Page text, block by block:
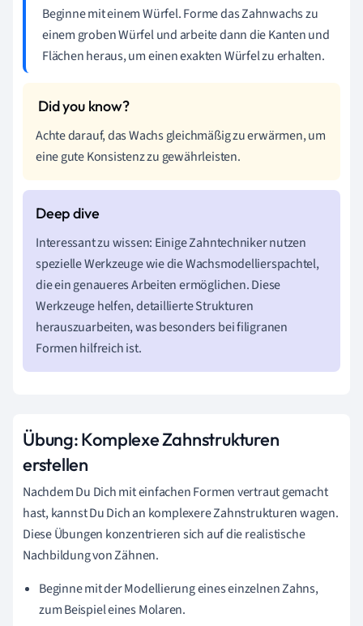
Beginne mit einem Würfel. Forme das Zahnwachs zu
einem groben Würfel und arbeite dann die Kanten und
Flächen heraus, um einen exakten Würfel zu erhalten.
Achte darauf, das Wachs gleichmäßig zu erwärmen, um
eine gute Konsistenz zu gewährleisten.
Interessant zu wissen: Einige Zahntechniker nutzen
spezielle Werkzeuge wie die Wachsmodellierspachtel,
die ein genaueres Arbeiten ermöglichen. Diese
Werkzeuge helfen, detaillierte Strukturen
herauszuarbeiten, was besonders bei filigranen
Formen hilfreich ist.
Übung: Komplexe Zahnstrukturen
erstellen
Nachdem Du Dich mit einfachen Formen vertraut gemacht
hast, kannst Du Dich an komplexere Zahnstrukturen wagen.
Diese Übungen konzentrieren sich auf die realistische
Nachbildung von Zähnen.
Beginne mit der Modellierung eines einzelnen Zahns,
zum Beispiel eines Molaren.